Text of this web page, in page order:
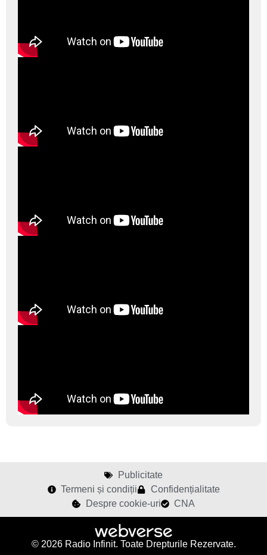
Publicitate
Termeni și condiții
Confidențialitate
Despre cookie-uri
CNA
© 2026 Radio Infinit. Toate Drepturile Rezervate.